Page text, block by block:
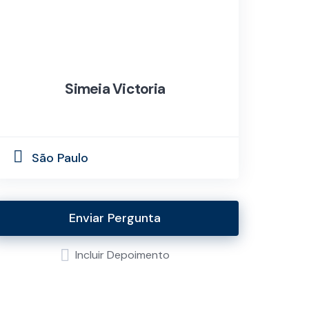
Simeia Victoria
São Paulo
Enviar Pergunta
Incluir Depoimento